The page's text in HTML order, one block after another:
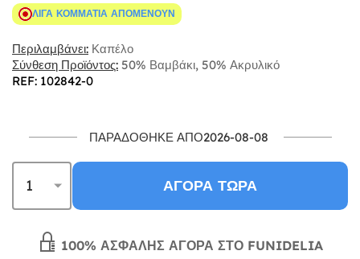
ΛΊΓΑ ΚΟΜΜΆΤΙΑ ΑΠΟΜΈΝΟΥΝ
Περιλαμβάνει: Καπέλο
Σύνθεση Προϊόντος: 50% Βαμβάκι, 50% Ακρυλικό
REF: 102842-0
ΠΑΡΑΔΌΘΗΚΕ ΑΠΌ2026-08-08
ΑΓΟΡΆ ΤΏΡΑ
100% ΑΣΦΑΛΉΣ ΑΓΟΡΆ ΣΤΟ FUNIDELIA